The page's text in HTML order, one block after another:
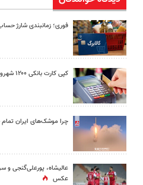
فوری؛ زمانبندی‌ شارژ
کپی کارت بانکی ۱۲۰۰ شهروند تهرانی در میدان میوه و تره‌بار
چرا موشک‌های ایران
عالیشاه، پورعلی‌گنجی و
عکس